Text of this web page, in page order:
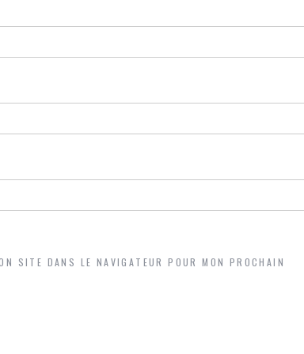
SITE DANS LE NAVIGATEUR POUR MON PROCHAIN